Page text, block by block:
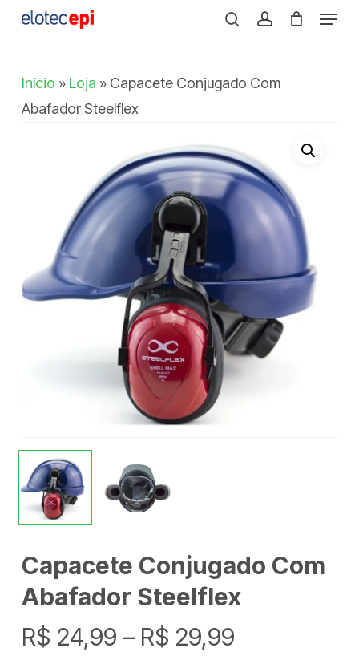
Skip
content
Menu
Início » Loja » Capacete Conjugado Com
Abafador Steelflex
Capacete Conjugado Com
Abafador Steelflex
R$ 24,99 – R$ 29,99Faixa